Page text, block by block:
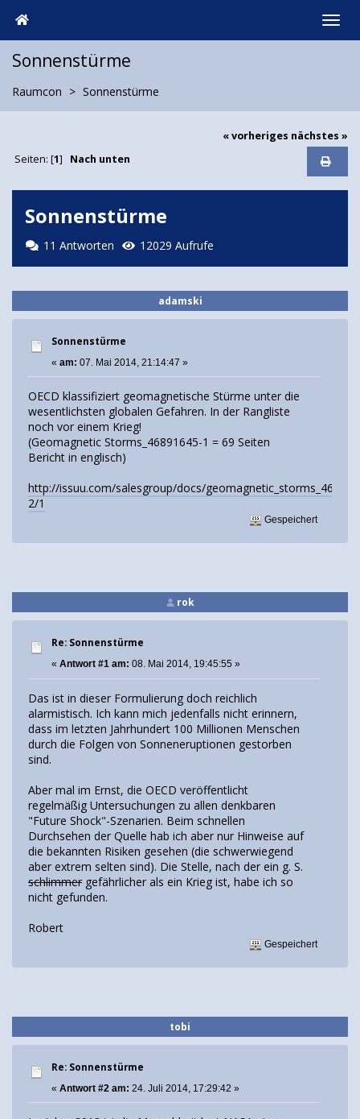
Sonnenstürme
Raumcon Sonnenstürme
« vorheriges nächstes »
Seiten: [1] Nach unten
Sonnenstürme
11 Antworten 12029 Aufrufe
adamski
Sonnenstürme
« am: 07. Mai 2014, 21:14:47 »
OECD klassifiziert geomagnetische Stürme unter die
wesentlichsten globalen Gefahren. In der Rangliste
noch vor einem Krieg!
(Geomagnetic Storms_46891645-1 = 69 Seiten
Bericht in englisch)
http://issuu.com/salesgroup/docs/
2/1
Gespeichert
rok
Re: Sonnenstürme
« Antwort #1 am: 08. Mai 2014, 19:45:55 »
Das ist in dieser Formulierung doch reichlich
alarmistisch. Ich kann mich jedenfalls nicht erinnern,
dass im letzten Jahrhundert 100 Millionen Menschen
durch die Folgen von Sonneneruptionen gestorben
sind.
Aber mal im Ernst, die OECD veröffentlicht
regelmäßig Untersuchungen zu allen denkbaren
"Future Shock"-Szenarien. Beim schnellen
Durchsehen der Quelle hab ich aber nur Hinweise auf
die bekannten Risiken gesehen (die schwerwiegend
aber extrem selten sind). Die Stelle, nach der ein g. S.
schlimmer gefährlicher als ein Krieg ist, habe ich so
nicht gefunden.
Robert
Gespeichert
tobi
Re: Sonnenstürme
« Antwort #2 am: 24. Juli 2014, 17:29:42 »